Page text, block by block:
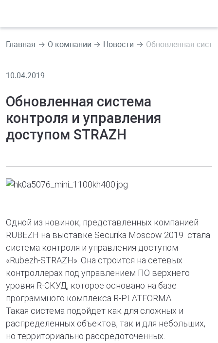
Главная О компании Новости Обновленная
10.04.2019
Обновленная система
контроля и управления
доступом STRAZH
Одной из новинок, представленных компанией
RUBEZH на выставке Securika Moscow 2019 стала
система контроля и управления доступом
«Rubezh-STRAZH». Она строится на сетевых
контроллерах под управлением ПО верхнего
уровня R-СКУД, которое основано на базе
программного комплекса R-PLATFORMA.
Такая система подойдет как для сложных и
распределенных объектов, так и для небольших,
но территориально рассредоточенных.